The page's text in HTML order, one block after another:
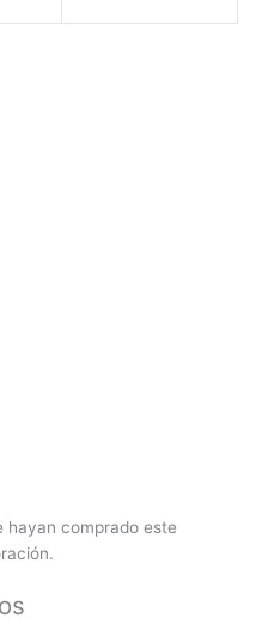
hayan comprado este